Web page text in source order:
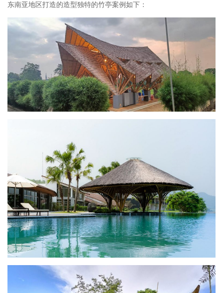
东南亚地区打造的造型独特的竹亭案例如下：